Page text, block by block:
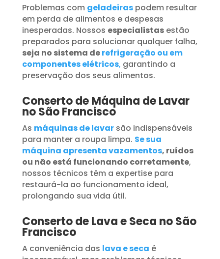
Problemas com geladeiraspodem resultar
em perda de alimentos e despesas
inesperadas. Nossos especialistasestão
preparados para solucionar qualquer falha,
seja no sistema derefrigeração ou em
componentes elétricos, garantindo a
preservação dos seus alimentos.
Conserto de Máquina de Lavar
no São Francisco
As máquinas de lavar são indispensáveis
para manter a roupa limpa. Se sua
máquina apresenta vazamentos, ruídos
ou não está funcionando corretamente,
nossos técnicos têm a expertise para
restaurá-la ao funcionamento ideal,
prolongando sua vida útil.
Conserto de Lava e Seca no São
Francisco
A conveniência das lava e seca é